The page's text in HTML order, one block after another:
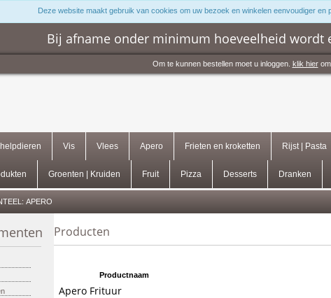
Deze website maakt gebruik van cookies om uw bezoek en winkelen eenvoudiger en
Bij afname onder minimum hoeveelheid wordt
Om te kunnen bestellen moet u inloggen. klik hierom
Vis Vlees Apero Frieten en kroketten Rijst | Pasta
Groenten | Kruiden Fruit Pizza Desserts Dranken
APERO
Producten
Productnaam
Apero Frituur